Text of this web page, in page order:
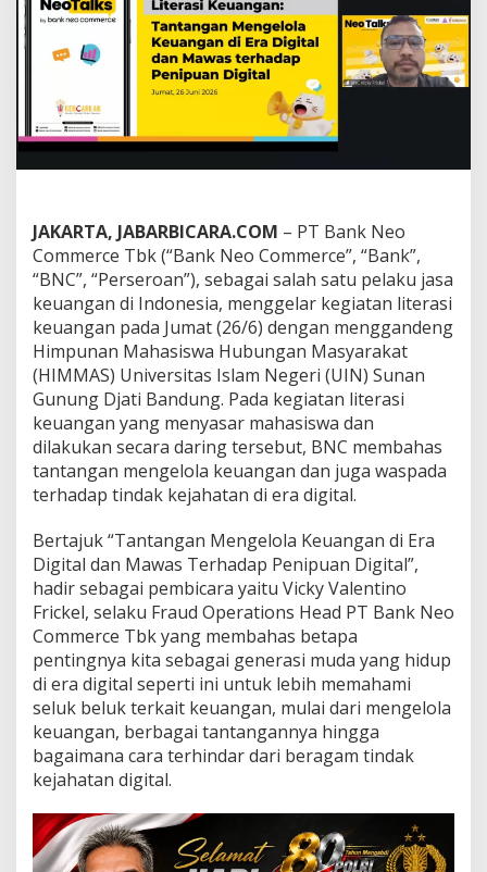
G
a
n
d
e
g
A
S
U
I
N
S
u
n
a
G
u
n
u
n
D
j
a
t
B
a
n
d
u
n
g
a
k
a
JAKARTA, JABARBICARA.COM – PT Bank Neo
Commerce Tbk (“Bank Neo Commerce”, “Bank”,
“BNC”, “Perseroan”), sebagai salah satu pelaku jasa
keuangan di Indonesia, menggelar kegiatan literasi
keuangan pada Jumat (26/6) dengan menggandeng
Himpunan Mahasiswa Hubungan Masyarakat
(HIMMAS) Universitas Islam Negeri (UIN) Sunan
Gunung Djati Bandung. Pada kegiatan literasi
keuangan yang menyasar mahasiswa dan
dilakukan secara daring tersebut, BNC membahas
tantangan mengelola keuangan dan juga waspada
terhadap tindak kejahatan di era digital.
Bertajuk “Tantangan Mengelola Keuangan di Era
Digital dan Mawas Terhadap Penipuan Digital”,
hadir sebagai pembicara yaitu Vicky Valentino
Frickel, selaku Fraud Operations Head PT Bank Neo
Commerce Tbk yang membahas betapa
pentingnya kita sebagai generasi muda yang hidup
di era digital seperti ini untuk lebih memahami
seluk beluk terkait keuangan, mulai dari mengelola
keuangan, berbagai tantangannya hingga
bagaimana cara terhindar dari beragam tindak
kejahatan digital.